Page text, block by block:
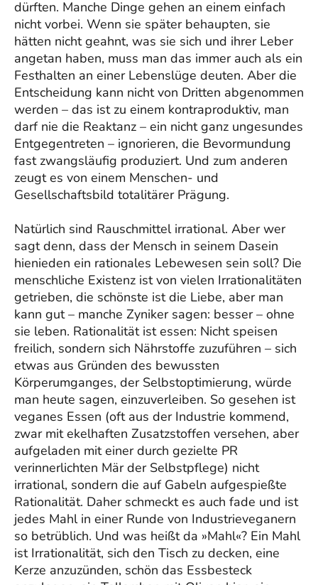
dürften. Manche Dinge gehen an einem einfach
nicht vorbei. Wenn sie später behaupten, sie
hätten nicht geahnt, was sie sich und ihrer Leber
angetan haben, muss man das immer auch als ein
Festhalten an einer Lebenslüge deuten. Aber die
Entscheidung kann nicht von Dritten abgenommen
werden – das ist zu einem kontraproduktiv, man
darf nie die Reaktanz – ein nicht ganz ungesundes
Entgegentreten – ignorieren, die Bevormundung
fast zwangsläufig produziert. Und zum anderen
zeugt es von einem Menschen- und
Gesellschaftsbild totalitärer Prägung.
Natürlich sind Rauschmittel irrational. Aber wer
sagt denn, dass der Mensch in seinem Dasein
hienieden ein rationales Lebewesen sein soll? Die
menschliche Existenz ist von vielen Irrationalitäten
getrieben, die schönste ist die Liebe, aber man
kann gut – manche Zyniker sagen: besser – ohne
sie leben. Rationalität ist essen: Nicht speisen
freilich, sondern sich Nährstoffe zuzuführen – sich
etwas aus Gründen des bewussten
Körperumganges, der Selbstoptimierung, würde
man heute sagen, einzuverleiben. So gesehen ist
veganes Essen (oft aus der Industrie kommend,
zwar mit ekelhaften Zusatzstoffen versehen, aber
aufgeladen mit einer durch gezielte PR
verinnerlichten Mär der Selbstpflege) nicht
irrational, sondern die auf Gabeln aufgespießte
Rationalität. Daher schmeckt es auch fade und ist
jedes Mahl in einer Runde von Industrieveganern
so betrüblich. Und was heißt da »Mahl«? Ein Mahl
ist Irrationalität, sich den Tisch zu decken, eine
Kerze anzuzünden, schön das Essbesteck